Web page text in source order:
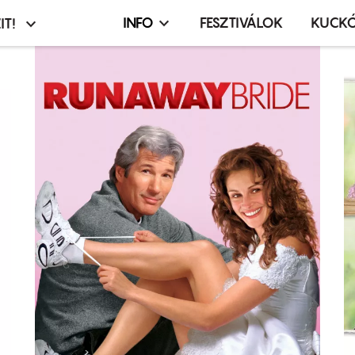
Infó,
terembérlés
menü
INFO FESZTIVÁLOK